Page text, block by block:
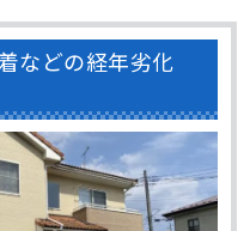
などの経年劣化